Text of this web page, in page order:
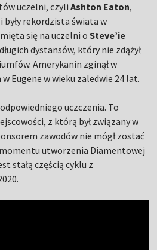
uczelni, czyliAshton Eaton,
rekordzista świata w
się na uczelni oSteve’ie
dystansów, który nie zdążył
Amerykanin zginął w
Eugene w wieku zaledwie 24 lat.
uczczenia. To
z którą był związany w
zawodów nie mógł zostać
utworzenia Diamentowej
stałą częścią cyklu z